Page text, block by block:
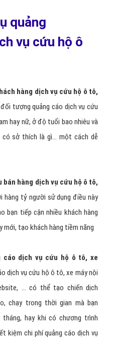
hộ ô tô, xe máy tiềm
và hiệu quả nhất.
quảng
vụ cứu hộ ô
hàng dịch vụ cứu hộ ô tô,
tượng quảng cáo dịch vụ cứu
hay nữ, ở độ tuổi bao nhiêu và
sở thích là gì… một cách dễ
bán hàng dịch vụ cứu hộ ô tô,
hàng tỷ người sử dụng điều này
bạn tiếp cận nhiều khách hàng
mới, tạo khách hàng tiềm năng